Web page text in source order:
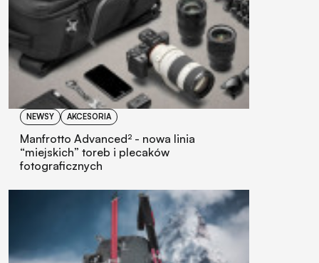
NEWSY AKCESORIA
Manfrotto Advanced² - nowa linia
“miejskich” toreb i plecaków
fotograficznych